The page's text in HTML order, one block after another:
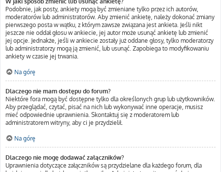
Podobnie, jak posty, ankiety mogą być zmieniane tylko przez ich autorów,
moderatorów lub administratorów. Aby zmienić ankietę, należy dokonać zmiany
pierwszego posta w wątku, z którym zawsze związana jest ankieta. Jeśli nikt
jeszcze nie oddał głosu w ankiecie, jej autor może usunąć ankietę lub zmienić
jej opcje. Jednakże, jeśli w ankiecie zostały już oddane głosy, tylko moderatorzy
lub administratorzy mogą ją zmienić, lub usunąć. Zapobiega to modyfikowaniu
ankiety w czasie jej trwania.
Na górę
Dlaczego nie mam dostępu do forum?
Niektóre fora mogą być dostępne tylko dla określonych grup lub użytkowników.
Aby przeglądać, czytać, pisać na nich lub wykonywać inne operacje, musisz
mieć odpowiednie uprawnienia. Skontaktuj się z moderatorem lub
administratorem witryny, aby ci je przydzielił.
Na górę
Dlaczego nie mogę dodawać załączników?
Uprawnienia dotyczące załączników są przydzielane dla każdego forum, dla